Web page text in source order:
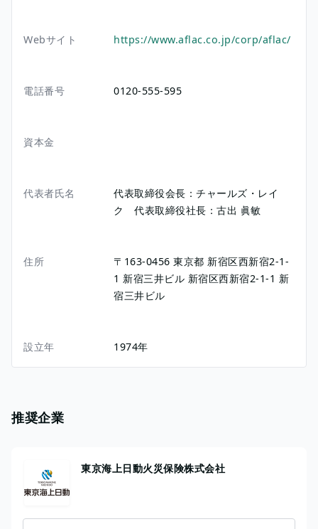
Webサイト https://www.aflac.co.jp/corp/aflac/
電話番号 0120-555-595
資本金
代表者氏名
代表取締役会長：チャールズ・レイ
ク 代表取締役社長：古出 眞敏
住所 〒163-0456東京都 新宿区西新宿2-1-
1 新宿三井ビル 新宿区西新宿2-1-1 新
宿三井ビル
設立年 1974年
推奨企業
東京海上日動火災保険株式会社